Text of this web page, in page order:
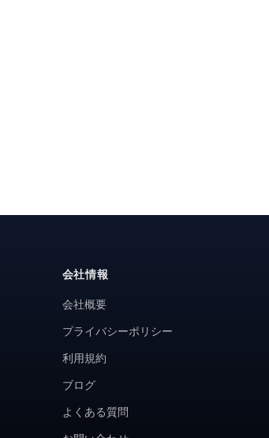
会社情報
会社概要
プライバシーポリシー
利用規約
ブログ
よくある質問